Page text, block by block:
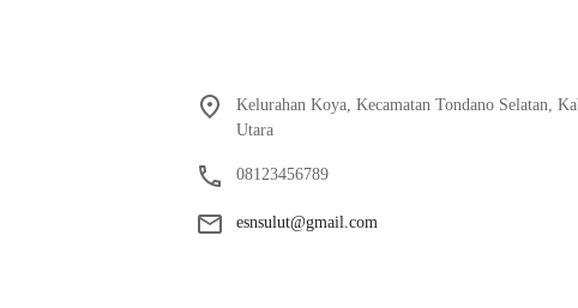
Kelurahan Koya, Kecamatan Tondano Selatan,
Utara
08123456789
esnsulut@gmail.com